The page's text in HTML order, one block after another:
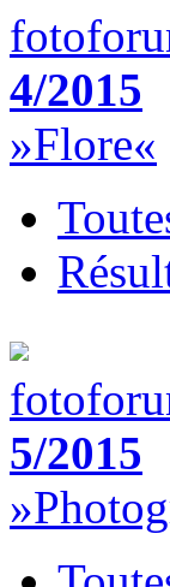
4/2015
»Flore«
5/2015